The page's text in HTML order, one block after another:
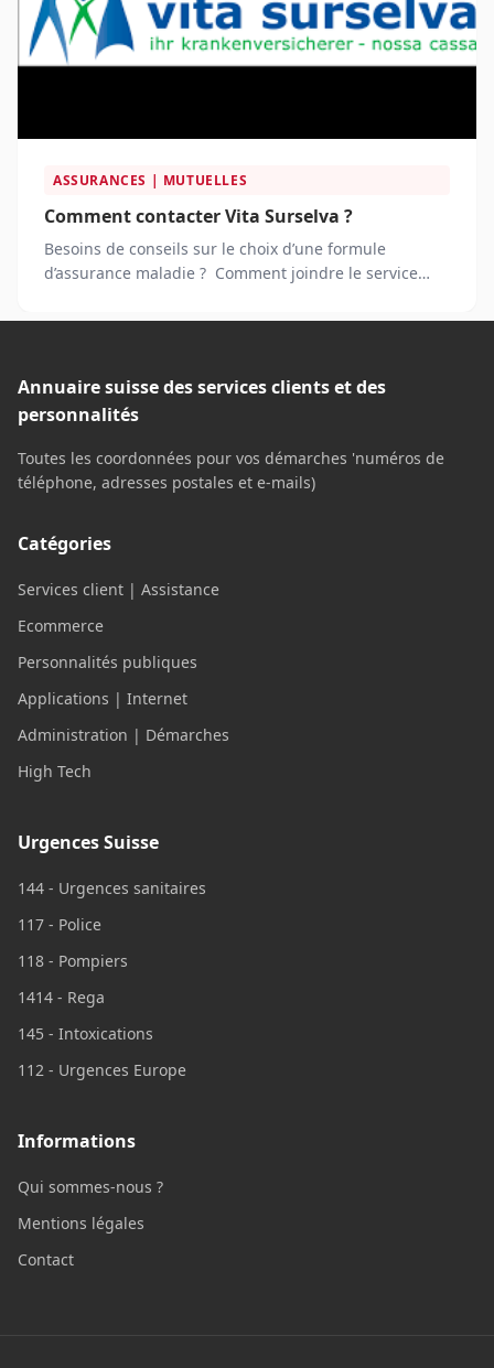
ASSURANCES | MUTUELLES
Comment contacter Vita Surselva ?
Besoins de conseils sur le choix d’une formule
d’assurance maladie ? Comment joindre le service
Annuaire suisse des services clients et des
personnalités
Toutes les coordonnées pour vos démarches 'numéros de
téléphone, adresses postales et e-mails)
Catégories
Services client | Assistance
Ecommerce
Personnalités publiques
Applications | Internet
Administration | Démarches
High Tech
Urgences Suisse
144 - Urgences sanitaires
117 - Police
118 - Pompiers
1414 - Rega
145 - Intoxications
112 - Urgences Europe
Informations
Qui sommes-nous ?
Mentions légales
Contact